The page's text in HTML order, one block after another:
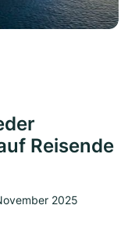
Reisende
2025